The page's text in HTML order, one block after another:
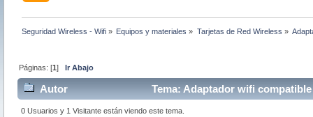
Seguridad Wireless - Wifi » Equipos y materiales » Tarjetas de Red Wireless »
Páginas: [1]Ir Abajo
Autor Tema: Adaptador wifi
0 Usuarios y 1 Visitante están viendo este tema.